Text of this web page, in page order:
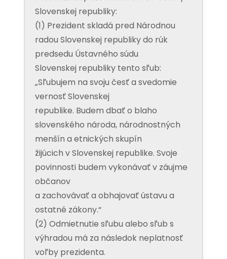
Slovenskej republiky:
(1) Prezident skladá pred Národnou
radou Slovenskej republiky do rúk
predsedu Ústavného súdu
Slovenskej republiky tento sľub:
„Sľubujem na svoju česť a svedomie
vernosť Slovenskej
republike. Budem dbať o blaho
slovenského národa, národnostných
menšín a etnických skupín
žijúcich v Slovenskej republike. Svoje
povinnosti budem vykonávať v záujme
občanov
a zachovávať a obhajovať ústavu a
ostatné zákony.“
(2) Odmietnutie sľubu alebo sľub s
výhradou má za následok neplatnosť
voľby prezidenta.